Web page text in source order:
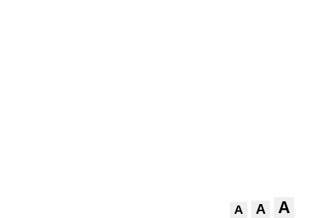
A A A